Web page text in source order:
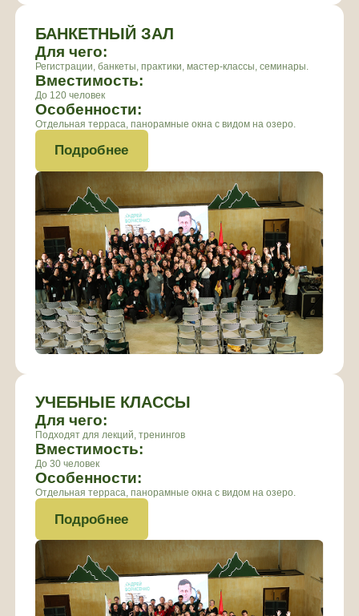
Отдельная терраса, панорамные окна с видом на озеро.
Подробнее